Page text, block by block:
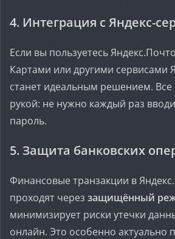
4. Интеграция с Яндекс-
Если вы пользуетесь
Картами или другими сервисами
станет идеальным решением.
рукой: не нужно каждый раз
пароль.
5. Защита банковских
Финансовые транзакции в
проходят через защищённый
минимизирует риски утечки
онлайн. Это особенно актуально